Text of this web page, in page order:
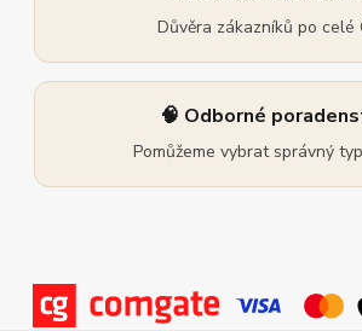
Důvěra zákazníků po celé
🧠 Odborné
Pomůžeme vybrat správný